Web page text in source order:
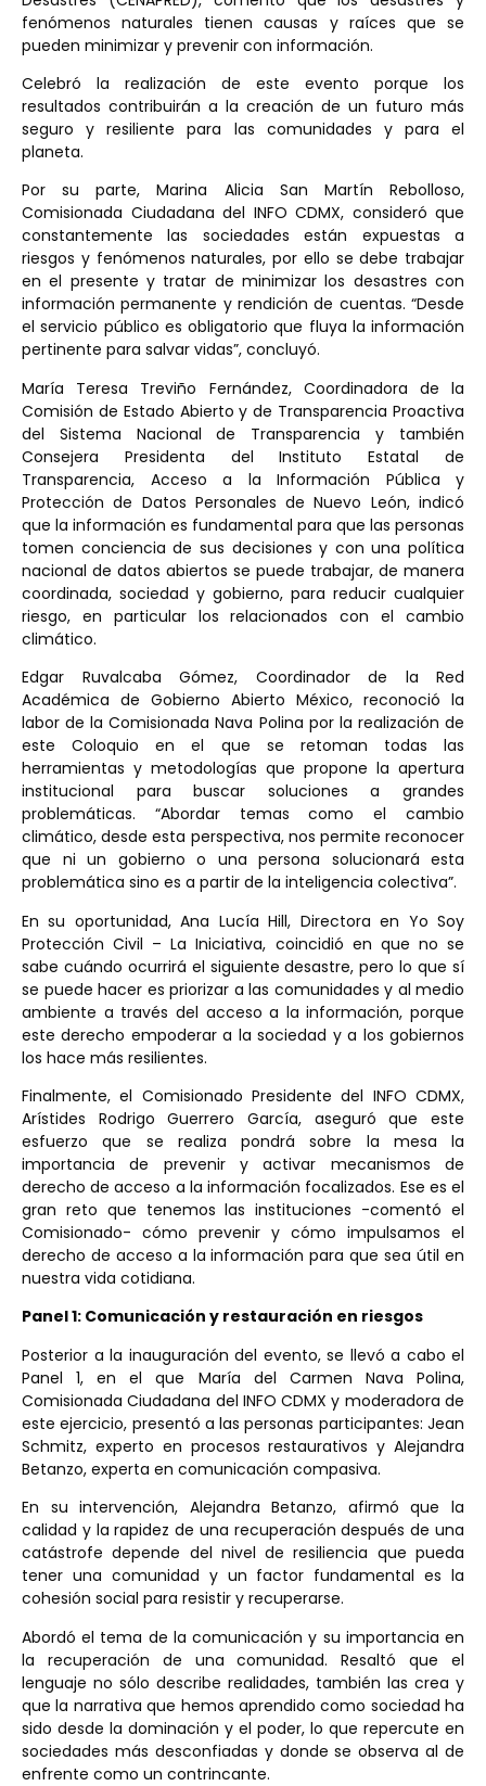
fenómenos naturales tienen causas y raíces que se
pueden minimizar y prevenir con información.
Celebró la realización de este evento porque los
resultados contribuirán a la creación de un futuro más
seguro y resiliente para las comunidades y para el
planeta.
Por su parte, Marina Alicia San Martín Rebolloso,
Comisionada Ciudadana del INFO CDMX, consideró que
constantemente las sociedades están expuestas a
riesgos y fenómenos naturales, por ello se debe trabajar
en el presente y tratar de minimizar los desastres con
información permanente y rendición de cuentas. “Desde
el servicio público es obligatorio que fluya la información
pertinente para salvar vidas”, concluyó.
María Teresa Treviño Fernández, Coordinadora de la
Comisión de Estado Abierto y de Transparencia Proactiva
del Sistema Nacional de Transparencia y también
Consejera Presidenta del Instituto Estatal de
Transparencia, Acceso a la Información Pública y
Protección de Datos Personales de Nuevo León, indicó
que la información es fundamental para que las personas
tomen conciencia de sus decisiones y con una política
nacional de datos abiertos se puede trabajar, de manera
coordinada, sociedad y gobierno, para reducir cualquier
riesgo, en particular los relacionados con el cambio
climático.
Edgar Ruvalcaba Gómez, Coordinador de la Red
Académica de Gobierno Abierto México, reconoció la
labor de la Comisionada Nava Polina por la realización de
este Coloquio en el que se retoman todas las
herramientas y metodologías que propone la apertura
institucional para buscar soluciones a grandes
problemáticas. “Abordar temas como el cambio
climático, desde esta perspectiva, nos permite reconocer
que ni un gobierno o una persona solucionará esta
problemática sino es a partir de la inteligencia colectiva”.
En su oportunidad, Ana Lucía Hill, Directora en Yo Soy
Protección Civil – La Iniciativa, coincidió en que no se
sabe cuándo ocurrirá el siguiente desastre, pero lo que sí
se puede hacer es priorizar a las comunidades y al medio
ambiente a través del acceso a la información, porque
este derecho empoderar a la sociedad y a los gobiernos
los hace más resilientes.
Finalmente, el Comisionado Presidente del INFO CDMX,
Arístides Rodrigo Guerrero García, aseguró que este
esfuerzo que se realiza pondrá sobre la mesa la
importancia de prevenir y activar mecanismos de
derecho de acceso a la información focalizados. Ese es el
gran reto que tenemos las instituciones -comentó el
Comisionado- cómo prevenir y cómo impulsamos el
derecho de acceso a la información para que sea útil en
nuestra vida cotidiana.
Panel 1: Comunicación y restauración en riesgos
Posterior a la inauguración del evento, se llevó a cabo el
Panel 1, en el que María del Carmen Nava Polina,
Comisionada Ciudadana del INFO CDMX y moderadora de
este ejercicio, presentó a las personas participantes: Jean
Schmitz, experto en procesos restaurativos y Alejandra
Betanzo, experta en comunicación compasiva.
En su intervención, Alejandra Betanzo, afirmó que la
calidad y la rapidez de una recuperación después de una
catástrofe depende del nivel de resiliencia que pueda
tener una comunidad y un factor fundamental es la
cohesión social para resistir y recuperarse.
Abordó el tema de la comunicación y su importancia en
la recuperación de una comunidad. Resaltó que el
lenguaje no sólo describe realidades, también las crea y
que la narrativa que hemos aprendido como sociedad ha
sido desde la dominación y el poder, lo que repercute en
sociedades más desconfiadas y donde se observa al de
enfrente como un contrincante.